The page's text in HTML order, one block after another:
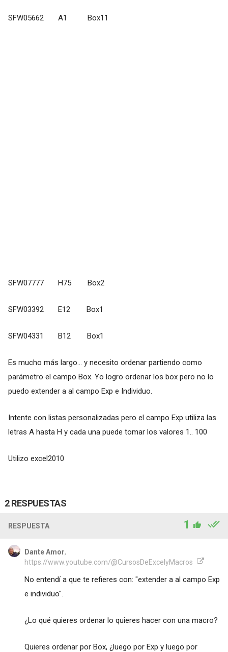
SFW05662 A1 Box11
SFW07777 H75 Box2
SFW03392 E12 Box1
SFW04331 B12 Box1
Es mucho más largo… y necesito ordenar partiendo como
parámetro el campo Box. Yo logro ordenar los box pero no lo
puedo extender a al campo Exp e Individuo.
Intente con listas personalizadas pero el campo Exp utiliza las
letras A hasta H y cada una puede tomar los valores 1.. 100
Utilizo excel2010
2 RESPUESTAS
RESPUESTA 1
Dante Amor,
https://www.youtube.com/@CursosDeExcelyMacros
No entendí a que te refieres con: "extender a al campo Exp
e individuo".
¿Lo qué quieres ordenar lo quieres hacer con una macro?
Quieres ordenar por Box, ¿luego por Exp y luego por